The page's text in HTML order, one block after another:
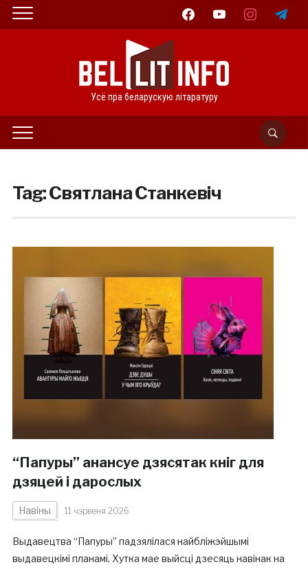
facebookyoutube instagramtelegram
Усё пра беларускую літаратуру
Tag:Святлана Станкевіч
“Папуры” анансуе дзясятак кніг для
дзяцей і дарослых
Навіны 11 чэрвеня 2026
Выдавецтва “Папуры” падзялілася найбліжэйшымі
выдавецкімі планамі. Хутка мае выйсці дзесяць навінак на